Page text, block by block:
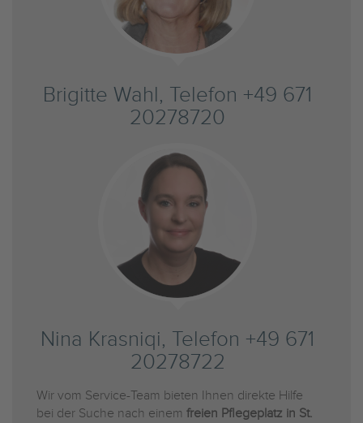
Brigitte Wahl, Telefon +49 671
20278720
Nina Krasniqi, Telefon +49 671
20278722
Wir vom Service-Team bieten Ihnen direkte Hilfe
bei der Suche nach einem freien Pflegeplatz in St.